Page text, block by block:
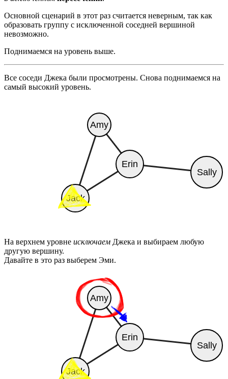
Основной сценарий в этот раз считается неверным, так как
образовать группу с исключенной соседней вершиной
невозможно.
Поднимаемся на уровень выше.
Все соседи Джека были просмотрены. Снова поднимаемся на
самый высокий уровень.
На верхнем уровне исключаем Джека и выбираем любую
другую вершину.
Давайте в это раз выберем Эми.